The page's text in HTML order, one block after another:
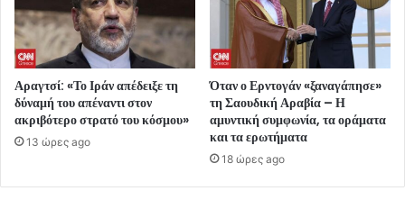
Αραγτσί: «Το Ιράν απέδειξε τη
δύναμή του απέναντι στον
ακριβότερο στρατό του κόσμου»
13 ώρες ago
Όταν ο Ερντογάν «ξαναγάπησε»
τη Σαουδική Αραβία – Η
αμυντική συμφωνία, τα οράματα
και τα ερωτήματα
18 ώρες ago